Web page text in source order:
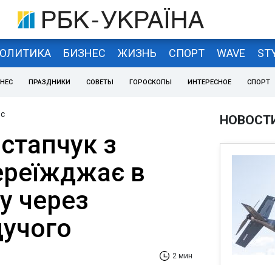
БИЗНЕС ЖИЗНЬ СПОРТ WAVE
ПРАЗДНИКИ СОВЕТЫ ГОРОСКОПЫ ИНТЕРЕСНОЕ СПОРТ
з
в
через
2 мин